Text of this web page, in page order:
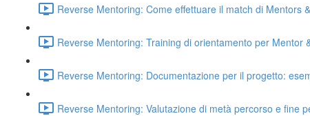
Reverse Mentoring: Come effettuare il match di Mentors
Reverse Mentoring: Training di orientamento per Mentor
Reverse Mentoring: Documentazione per il progetto:
Reverse Mentoring: Valutazione di metà percorso e fine